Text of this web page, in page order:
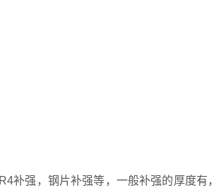
强，钢片补强等，一般补强的厚度有，